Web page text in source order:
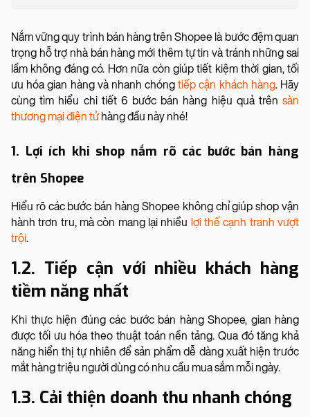
Nắm vững quy trình bán hàng trên Shopee là bước đệm quan
trọng hỗ trợ nhà bán hàng mới thêm tự tin và tránh những sai
lầm không đáng có. Hơn nữa còn giúp tiết kiệm thời gian, tối
ưu hóa gian hàng và nhanh chóngtiếp cận khách hàng. Hãy
cùng tìm hiểu chi tiết 6 bước bán hàng hiệu quả trên sàn
thương mại điện tửhàng đầu này nhé!
1. Lợi ích khi shop nắm rõ các bước bán hàng
trên Shopee
Hiểu rõ các bước bán hàng Shopee không chỉ giúp shop vận
hành trơn tru, mà còn mang lại nhiều lợi thế cạnh tranh vượt
trội.
1.2. Tiếp cận với nhiều khách hàng
tiềm năng nhất
Khi thực hiện đúng các bước bán hàng Shopee, gian hàng
được tối ưu hóa theo thuật toán nền tảng. Qua đó tăng khả
năng hiển thị tự nhiên để sản phẩm dễ dàng xuất hiện trước
mắt hàng triệu người dùng có nhu cầu mua sắm mỗi ngày.
1.3. Cải thiện doanh thu nhanh chóng